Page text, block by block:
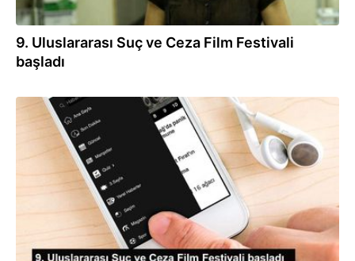
9. Uluslararası Suç ve Ceza Film Festivali
başladı
21.11.2019